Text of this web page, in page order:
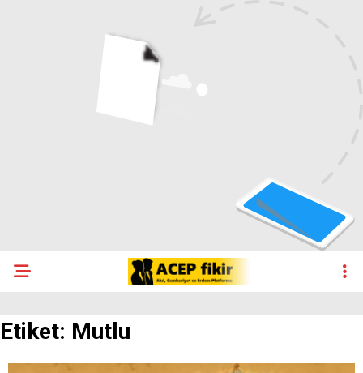
Etiket: Mutlu